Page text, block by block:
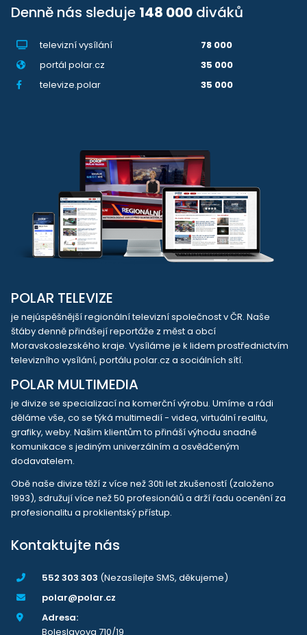
Denně nás sleduje 148 000 diváků
televizní vysílání
78 000
portál polar.cz
35 000
televize.polar
35 000
POLAR TELEVIZE
je nejúspěšnější regionální televizní společnost v ČR. Naše
štáby denně přinášejí reportáže z měst a obcí
Moravskoslezského kraje. Vysíláme je k lidem prostřednictvím
televizního vysílání, portálu polar.cz a sociálních sítí.
POLAR MULTIMEDIA
je divize se specializací na komerční výrobu. Umíme a rádi
děláme vše, co se týká multimedií - videa, virtuální realitu,
grafiky, weby. Našim klientům to přináší výhodu snadné
komunikace s jediným univerzálním a osvědčeným
dodavatelem.
Obě naše divize těží z více než 30ti let zkušeností (založeno
1993), sdružují více než 50 profesionálů a drží řadu ocenění za
profesionalitu a proklientský přístup.
Kontaktujte nás
552 303 303 (Nezasílejte SMS, děkujeme)
polar@polar.cz
Adresa:
Boleslavova 710/19